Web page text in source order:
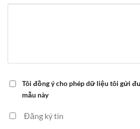
Tôi đồng ý cho phép dữ liệu tôi gửi
mẫu này
Đăng ký tin